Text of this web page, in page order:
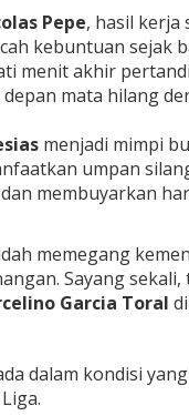
Pepe, hasil kerja
kebuntuan sejak
menit akhir
mata hilang
menjadi mimpi
umpan
membuyarkan
memegang
Sayang
Garcia Toral
dalam kondisi